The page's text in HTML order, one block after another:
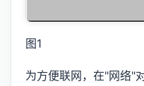
图1
为方便联网，在"网络"